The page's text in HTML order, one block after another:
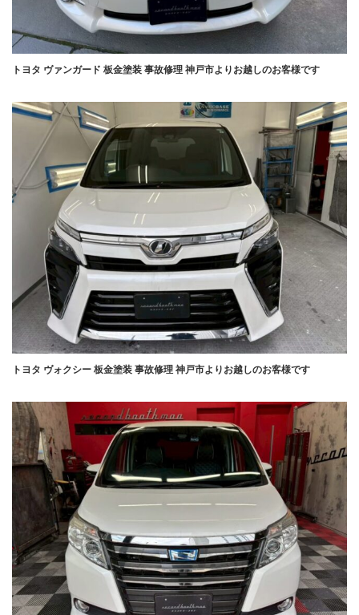
トヨタ ヴァンガード 板金塗装 事故修理 神戸市よりお越しのお客様です
トヨタ ヴォクシー 板金塗装 事故修理 神戸市よりお越しのお客様です